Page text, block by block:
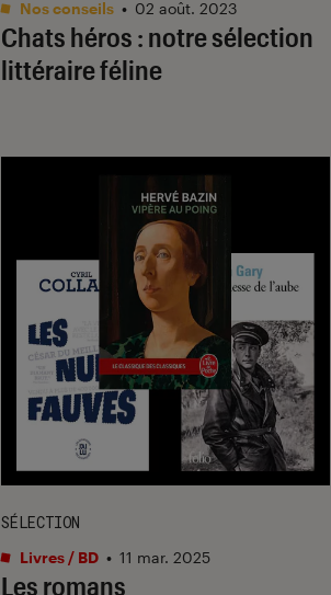
Chats héros : notre sélection
littéraire féline
Nos conseils • 02 août. 2023
Les romans
SÉLECTION
Livres / BD • 11 mar. 2025